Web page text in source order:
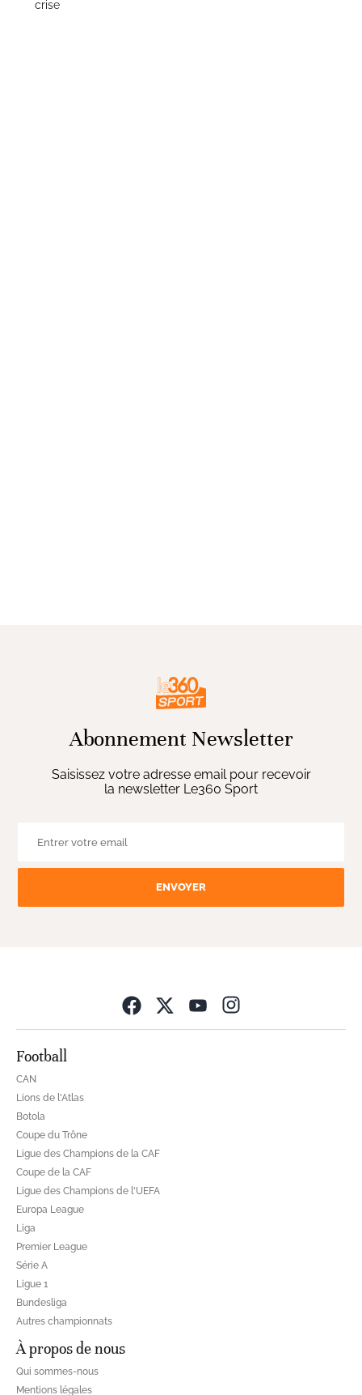
crise
Abonnement Newsletter
Saisissez votre adresse email pour recevoir
la newsletter Le360 Sport
ENVOYER
Football
CAN
Lions de l'Atlas
Botola
Coupe du Trône
Ligue des Champions de la CAF
Coupe de la CAF
Ligue des Champions de l'UEFA
Europa League
Liga
Premier League
Série A
Ligue 1
Bundesliga
Autres championnats
À propos de nous
Qui sommes-nous
Mentions légales